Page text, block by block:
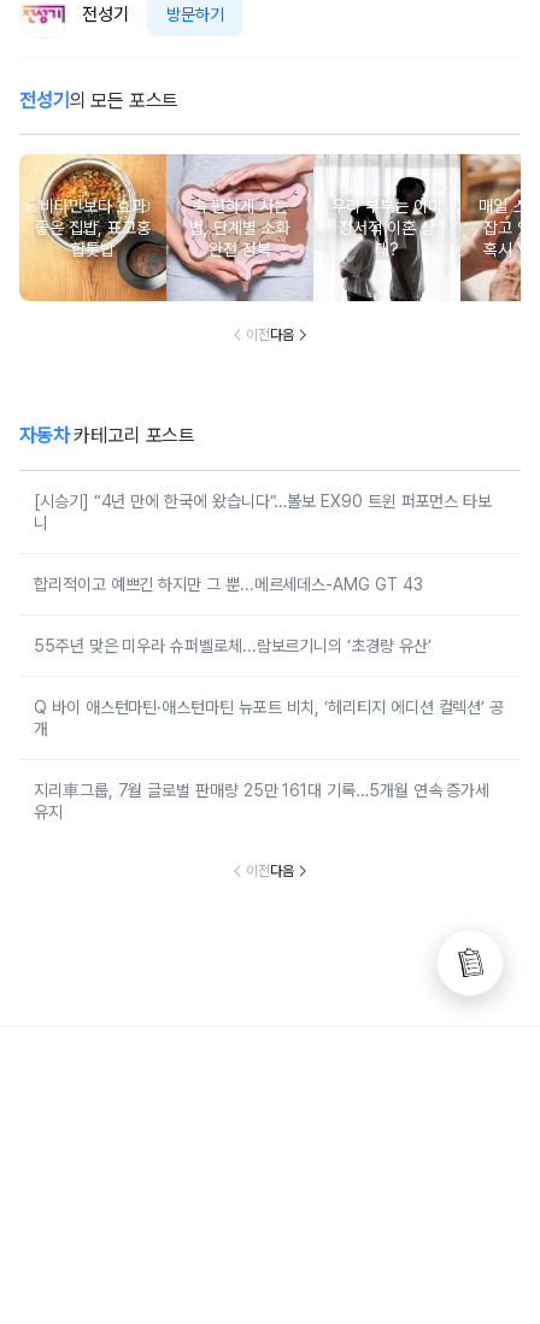
전성기 방문하기
전성기 의 모든 포스트
비타민보다 효과
좋은 집밥, 표고홍
합톳밥
속 편하게 사는
법, 단계별 소화
완전 정복
우리 부부는 이미
정서적 이혼 상
태?
매일 스
잡고 있
혹시
이전다음
자동차카테고리 포스트
[시승기] “4년 만에 한국에 왔습니다”…볼보 EX90 트윈 퍼포먼스 타보
니
합리적이고 예쁘긴 하지만 그 뿐...메르세데스-AMG GT 43
55주년 맞은 미우라 슈퍼벨로체...람보르기니의 ‘초경량 유산’
Q 바이 애스턴마틴·애스턴마틴 뉴포트 비치, ‘헤리티지 에디션 컬렉션’ 공
개
지리車그룹, 7월 글로벌 판매량 25만 161대 기록…5개월 연속 증가세
유지
이전다음